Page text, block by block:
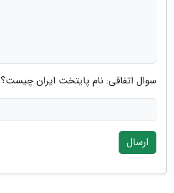
سوال اتفاقی: نام پایتخت ایران چیست؟
ارسال